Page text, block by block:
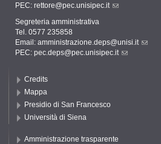
PEC: rettore@pec.unisipec.it
Segreteria amministrativa
Tel. 0577 235858
Email: amministrazione.deps@unisi.it
PEC: pec.deps@pec.unisipec.it
Credits
Mappa
Presidio di San Francesco
Università di Siena
Amministrazione trasparente